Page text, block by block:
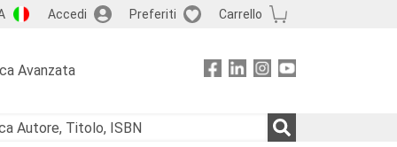
Accedi Preferiti Carrello
Avanzata